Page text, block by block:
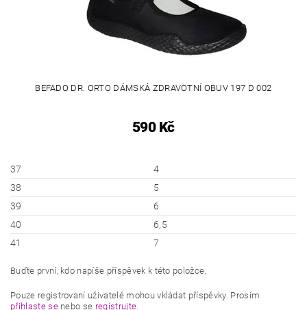
BEFADO DR. ORTO DÁMSKÁ ZDRAVOTNÍ OBUV 197 D 002
590 Kč
37
4
38
5
39
6
40
6,5
41
7
Buďte první, kdo napíše příspěvek k této položce.
Pouze registrovaní uživatelé mohou vkládat příspěvky. Prosím
přihlaste senebo se registrujte.